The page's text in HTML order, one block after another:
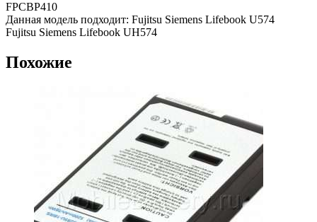
FPCBP410
Данная модель подходит: Fujitsu Siemens Lifebook U574
Fujitsu Siemens Lifebook UH574
Похожие